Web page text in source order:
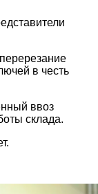
в честь
ввоз
склада.